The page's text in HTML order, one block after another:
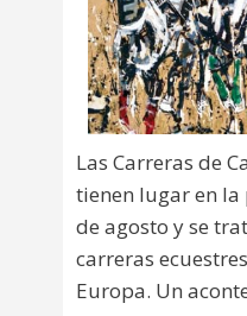
Las Carreras de
tienen lugar en
de agosto y se
carreras
Europa. Un